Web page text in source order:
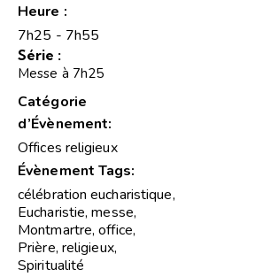
Heure :
7h25 - 7h55
Série :
Messe à 7h25
Catégorie
d’Évènement:
Offices religieux
Évènement Tags:
célébration eucharistique,
Eucharistie,messe,
Montmartre,office,
Prière, religieux,
Spiritualité